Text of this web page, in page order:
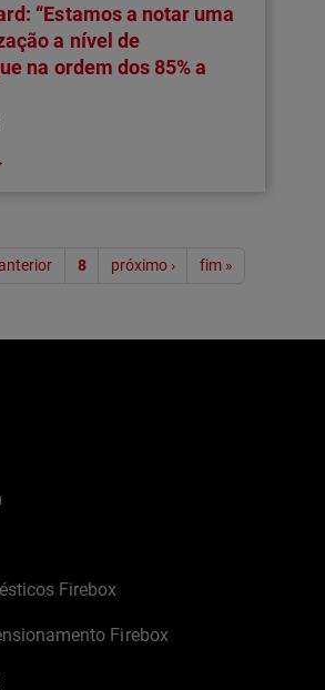
“Estamos a notar uma
a nível de
na ordem dos 85% a
anterior 8 próximo › fim »
Firebox
Firebox